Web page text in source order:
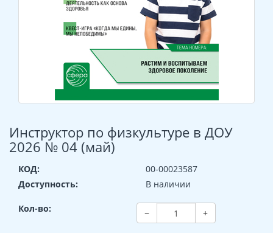
Инструктор по физкультуре в ДОУ
2026 № 04 (май)
КОД:
00-00023587
Доступность:
В наличии
Кол-во: − +